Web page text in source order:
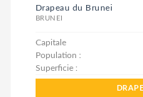
Drapeau du Brunei
BRUNEI
Capitale
Population :
Superficie :